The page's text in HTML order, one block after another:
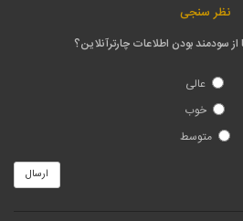
نظر سنجی
سودمند بودن اطلاعات چارترآنلاین؟
عالی
خوب
متوسط
ارسال